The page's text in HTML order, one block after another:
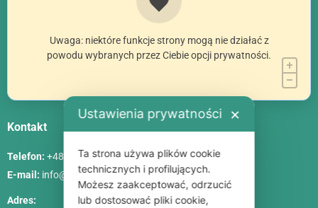
Uwaga: niektóre funkcje strony mogą nie działać z
powodu wybranych przez Ciebie opcji prywatności.
Kontakt
Telefon: +48 786 84 83 84
E-mail: info@poliszklarnia.pl
Adres:
Ustawienia prywatności ✕
Ta strona używa plików cookie
technicznych i profilujących.
Możesz zaakceptować, odrzucić
lub dostosować pliki cookie,